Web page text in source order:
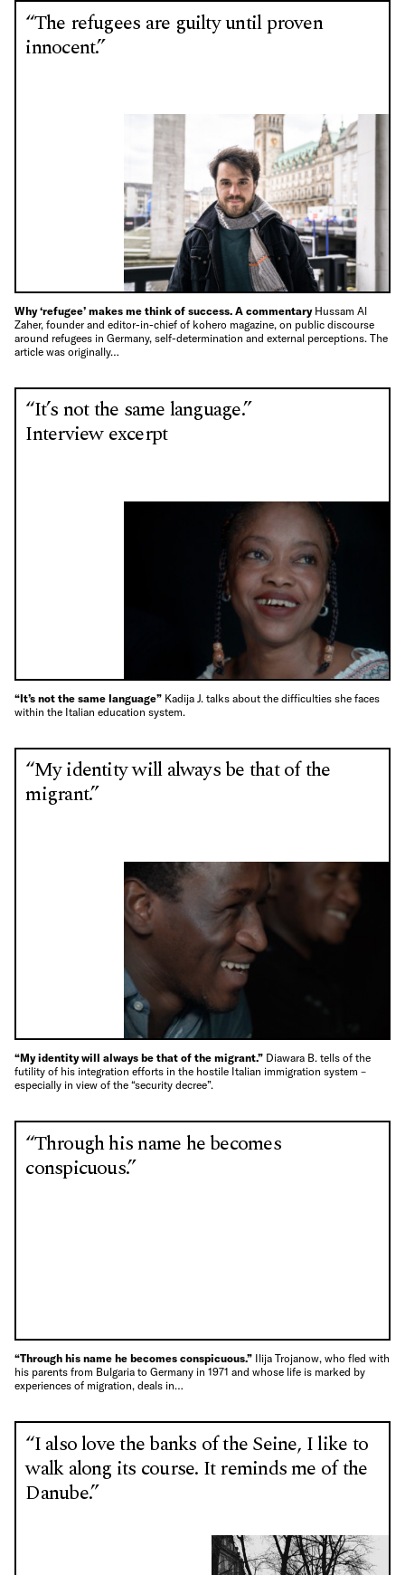
“The refugees are guilty until proven
innocent.”
Why ‘refugee’ makes me think of success. A commentary Hussam Al
Zaher, founder and editor-in-chief of kohero magazine, on public discourse
around refugees in Germany, self-determination and external perceptions. The
article was originally…
“It’s not the same language.”
Interview excerpt
“It’s not the same language” Kadija J. talks about the difficulties she faces
within the Italian education system.
“My identity will always be that of the
migrant.”
“My identity will always be that of the migrant.” Diawara B. tells of the
futility of his integration efforts in the hostile Italian immigration system –
especially in view of the “security decree”.
“Through his name he becomes
conspicuous.”
“Through his name he becomes conspicuous.” Ilija Trojanow, who fled with
his parents from Bulgaria to Germany in 1971 and whose life is marked by
experiences of migration, deals in…
“I also love the banks of the Seine, I like to
walk along its course. It reminds me of the
Danube.”